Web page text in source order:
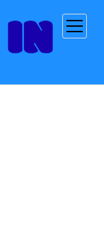
ouvrir
menu